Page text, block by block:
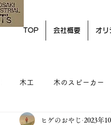
TOP 会社概要 オリ
木工 木のスピーカー
ヒゲのおやじ 2023年